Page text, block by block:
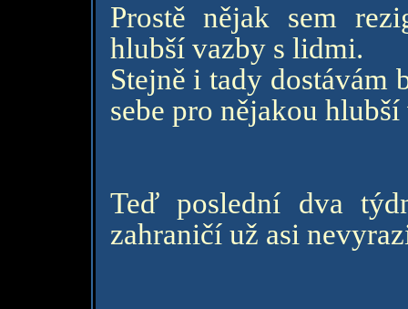
Prostě nějak sem
hlubší vazby s lidmi.
Stejně i tady dostávám
sebe pro nějakou hlubší
Teď poslední dva
zahraničí už asi